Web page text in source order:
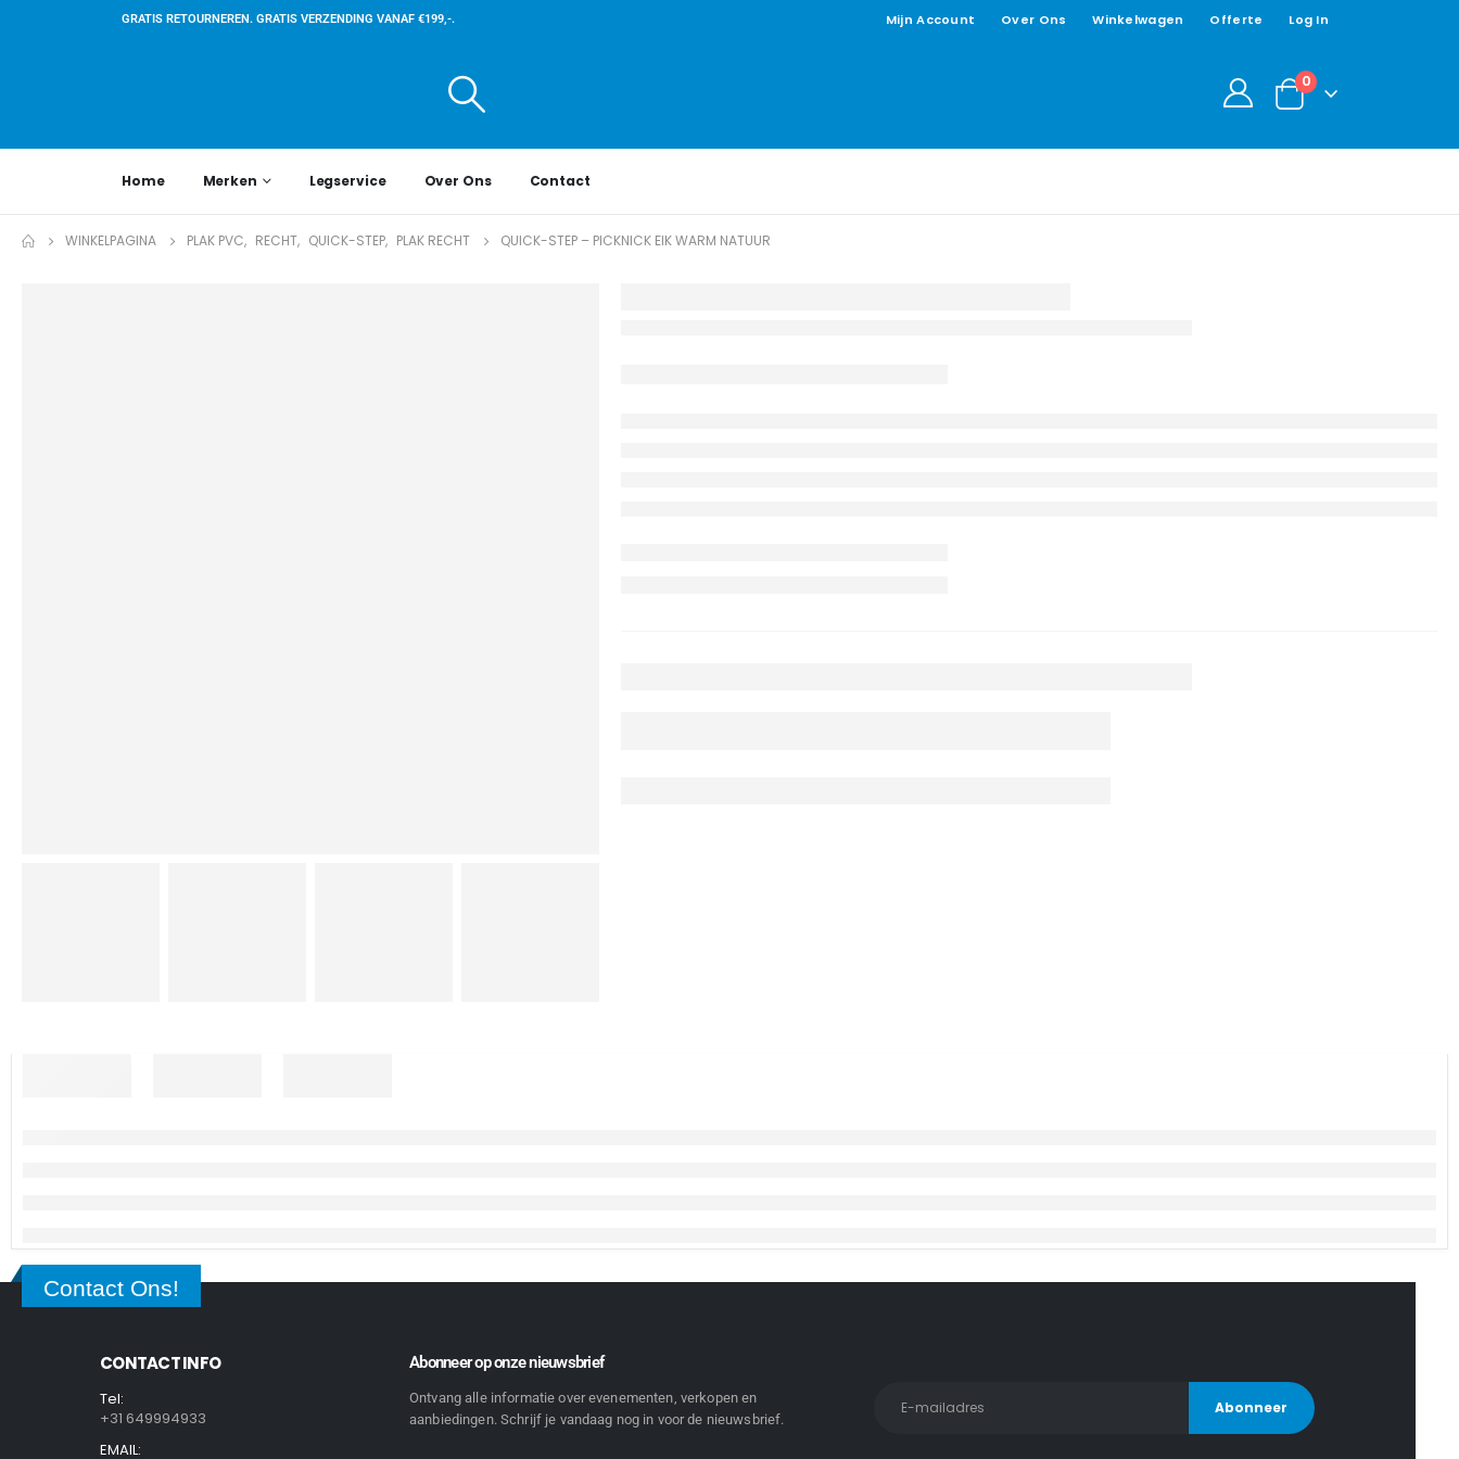
GRATIS RETOURNEREN. GRATIS VERZENDING VANAF €199,-. Mijn Account Over Ons Winkelwagen Offerte Log In
0
Home Merken Legservice Over Ons Contact
WINKELPAGINA PLAK PVC, RECHT, QUICK-STEP, PLAK RECHT QUICK-STEP – PICKNICK EIK WARM NATUUR
Contact Ons!
CONTACT INFO
Tel:
+31 649994933
EMAIL:
Abonneer op onze nieuwsbrief
Ontvang alle informatie over evenementen, verkopen en
aanbiedingen. Schrijf je vandaag nog in voor de nieuwsbrief.